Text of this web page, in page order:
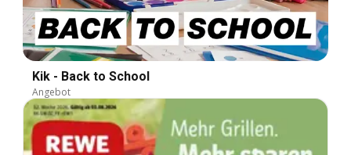
Kik - Back to School
Angebot